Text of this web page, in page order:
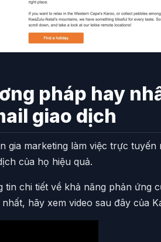
pháp hay
giao dịch
gia marketing làm việc trực
của họ hiệu quả.
tin chi tiết về khả năng phản ứng
hãy xem video sau đây của